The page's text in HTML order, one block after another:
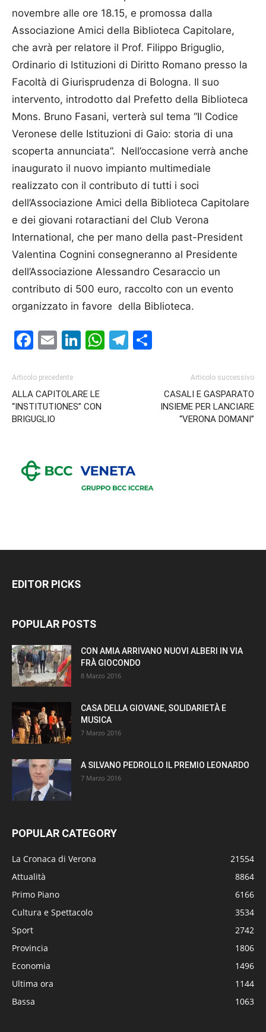
novembre alle ore 18.15, e promossa dalla
Associazione Amici della Biblioteca Capitolare,
che avrà per relatore il Prof. Filippo Briguglio,
Ordinario di Istituzioni di Diritto Romano presso la
Facoltà di Giurisprudenza di Bologna. Il suo
intervento, introdotto dal Prefetto della Biblioteca
Mons. Bruno Fasani, verterà sul tema “Il Codice
Veronese delle Istituzioni di Gaio: storia di una
scoperta annunciata”. Nell’occasione verrà anche
inaugurato il nuovo impianto multimediale
realizzato con il contributo di tutti i soci
dell’Associazione Amici della Biblioteca Capitolare
e dei giovani rotaractiani del Club Verona
International, che per mano della past-President
Valentina Cognini consegneranno al Presidente
dell’Associazione Alessandro Cesaraccio un
contributo di 500 euro, raccolto con un evento
organizzato in favore della Biblioteca.
Facebook
EmailLinkedIn
WhatsApp
Telegram
Articolo precedente
ALLA CAPITOLARE LE
“INSTITUTIONES” CON
BRIGUGLIO
Articolo successivo
CASALI E GASPARATO
INSIEME PER LANCIARE
“VERONA DOMANI”
EDITOR PICKS
POPULAR POSTS
CON AMIA ARRIVANO NUOVI ALBERI IN VIA
FRÀ GIOCONDO
8 Marzo 2016
CASA DELLA GIOVANE, SOLIDARIETÀ E
MUSICA
7 Marzo 2016
A SILVANO PEDROLLO IL PREMIO LEONARDO
7 Marzo 2016
POPULAR CATEGORY
La Cronaca di Verona
21554
Attualità
8864
Primo Piano
6166
Cultura e Spettacolo
3534
Sport
2742
Provincia
1806
Economia
1496
Ultima ora
1144
Bassa
1063